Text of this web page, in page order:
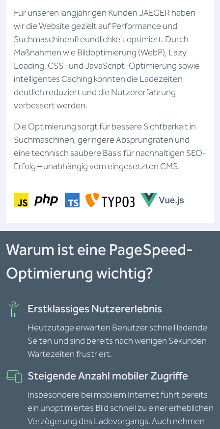
Für unseren langjährigen Kunden JAEGER haben
wir die Website gezielt auf Performance und
Suchmaschinenfreundlichkeit optimiert. Durch
Maßnahmen wie Bildoptimierung (WebP), Lazy
Loading, CSS- und JavaScript-Optimierung sowie
intelligentes Caching konnten die Ladezeiten
deutlich reduziert und die Nutzererfahrung
verbessert werden.
Die Optimierung sorgt für bessere Sichtbarkeit in
Suchmaschinen, geringere Absprungraten und
eine technisch saubere Basis für nachhaltigen SEO-
Erfolg – unabhängig vom eingesetzten CMS.
Warum ist eine PageSpeed-
Optimierung wichtig?
Erstklassiges Nutzererlebnis
Heutzutage erwarten Benutzer schnell ladende
Seiten und sind bereits nach wenigen Sekunden
Wartezeiten frustriert.
Steigende Anzahl mobiler Zugriffe
Insbesondere bei mobilem Internet führt bereits
ein unoptimiertes Bild schnell zu einer erheblichen
Verzögerung des Ladevorgangs. Auch nehmen